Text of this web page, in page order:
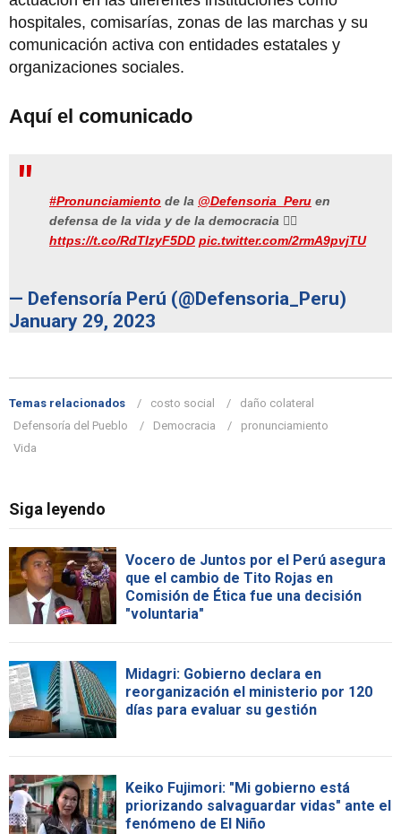
hospitales, comisarías, zonas de las marchas y su
comunicación activa con entidades estatales y
organizaciones sociales.
Aquí el comunicado
#Pronunciamiento de la @Defensoria_Peru en
defensa de la vida y de la democracia 👉🏾
https://t.co/RdTIzyF5DD pic.twitter.com/2rmA9pvjTU
— Defensoría Perú (@Defensoria_Peru)
January 29, 2023
Temas relacionados costo social
daño colateral
Defensoría del Pueblo
Democracia
pronunciamiento
Vida
Siga leyendo
Vocero de Juntos por el Perú asegura
que el cambio de Tito Rojas en
Comisión de Ética fue una decisión
"voluntaria"
Midagri: Gobierno declara en
reorganización el ministerio por 120
días para evaluar su gestión
Keiko Fujimori: "Mi gobierno está
priorizando salvaguardar vidas" ante el
fenómeno de El Niño